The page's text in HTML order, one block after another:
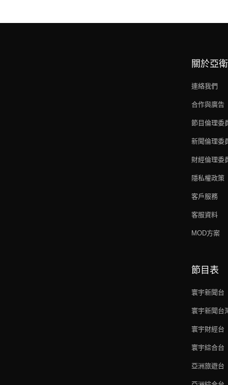
關於亞衛
連絡我們
合作與廣告
節目倫理委
新聞倫理委
財經倫理委
隱私權政策
客戶服務
客服資料
MOD方案
節目表
寰宇新聞台
寰宇新聞台
寰宇財經台
寰宇綜合台
亞洲旅遊台